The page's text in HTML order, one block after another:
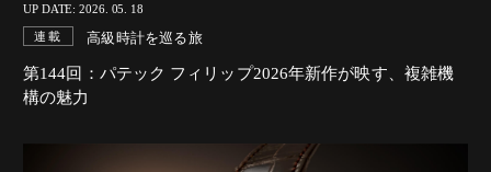
UP DATE: 2026. 05. 18
連載 高級時計を巡る旅
第144回：パテック フィリップ2026年新作が映す、複雑機
構の魅力